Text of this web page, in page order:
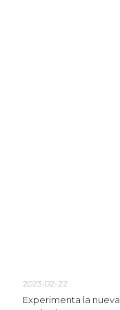
2023-02-22
Experimenta la